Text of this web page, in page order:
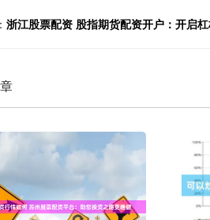
浙江股票配资 股指期货配资开户：开启